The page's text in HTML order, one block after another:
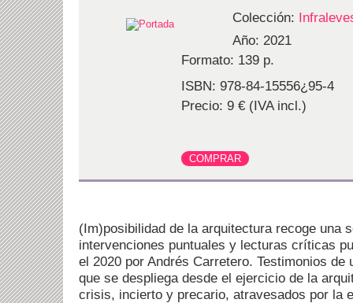
Colección:
Año: 2021
Formato: 139 p.
ISBN: 978-84-15556¿95-4
Precio: 9 € (IVA incl.)
(Im)posibilidad de la arquitectura recoge una
intervenciones puntuales y lecturas críticas
el 2020 por Andrés Carretero. Testimonios de
que se despliega desde el ejercicio de la
crisis, incierto y precario, atravesados por la